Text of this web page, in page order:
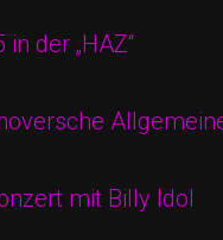
der „HAZ“
mit Billy Idol